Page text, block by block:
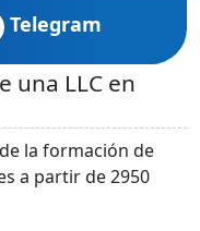
Telegram
una LLC en
la formación de
a partir de 2950